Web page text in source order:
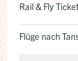
Rail & Fly
Flüge nach